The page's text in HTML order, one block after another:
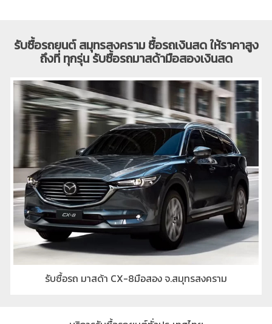
รับซื้อรถยนต์ สมุทรสงคราม ซื้อรถเงินสด ให้ราคาสูง
ถึงที่ ทุกรุ่น รับซื้อรถมาสด้ามือสองเงินสด
รับซื้อรถ กระบะมาสด้า BT50มือสอง จ.สมุทรสงคราม